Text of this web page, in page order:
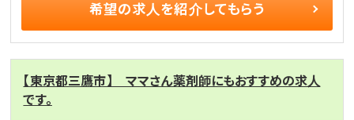
希望の求人を紹介してもらう
【東京都三鷹市】 ママさん薬剤師にもおすすめの求人
です。